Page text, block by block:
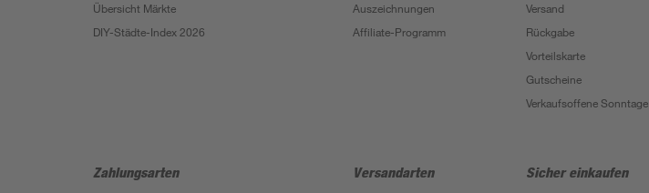
Übersicht Märkte
DIY-Städte-Index 2026
Auszeichnungen
Affiliate-Programm
Versand
Rückgabe
Vorteilskarte
Gutscheine
Verkaufsoffene Sonntage
Zahlungsarten Versandarten Sicher einkaufen